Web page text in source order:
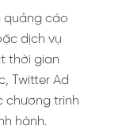
quảng cáo
dịch vụ
thời gian
Twitter Ad
chương trình
hành.